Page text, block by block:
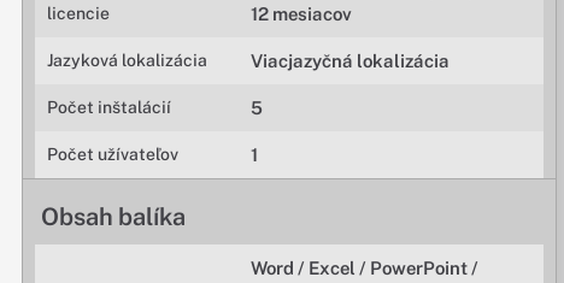
licencie
12 mesiacov
Jazyková lokalizácia Viacjazyčná lokalizácia
Počet inštalácií 5
Počet užívateľov 1
Obsah balíka
Word / Excel / PowerPoint /